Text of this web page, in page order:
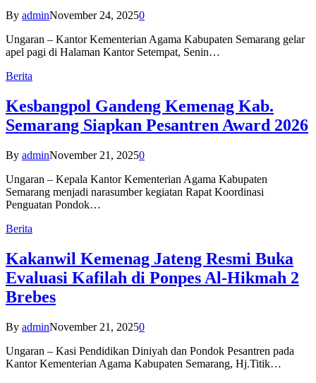
By adminNovember 24, 20250
Ungaran – Kantor Kementerian Agama Kabupaten Semarang gelar
apel pagi di Halaman Kantor Setempat, Senin…
Berita
Kesbangpol Gandeng Kemenag Kab.
Semarang Siapkan Pesantren Award 2026
By adminNovember 21, 20250
Ungaran – Kepala Kantor Kementerian Agama Kabupaten
Semarang menjadi narasumber kegiatan Rapat Koordinasi
Penguatan Pondok…
Berita
Kakanwil Kemenag Jateng Resmi Buka
Evaluasi Kafilah di Ponpes Al-Hikmah 2
Brebes
By adminNovember 21, 20250
Ungaran – Kasi Pendidikan Diniyah dan Pondok Pesantren pada
Kantor Kementerian Agama Kabupaten Semarang, Hj.Titik…